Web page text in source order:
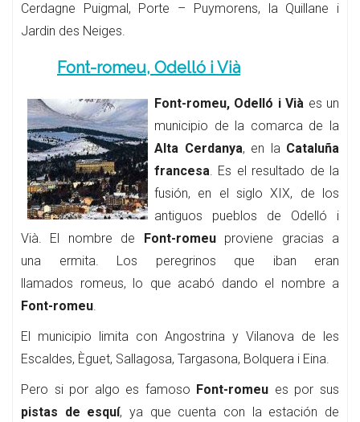
Cerdagne Puigmal, Porte – Puymorens, la Quillane i
Jardin des Neiges.
Font-romeu, Odelló i Vià
Font-romeu, Odelló i Vià es un
municipio de la comarca de la
Alta Cerdanya, en laCataluña
francesa. Es el resultado de la
fusión, en el siglo XIX, de los
antiguos pueblos de Odelló i
Vià. El nombre de Font-romeuproviene gracias a
una ermita. Los peregrinos que iban eran
llamados romeus, lo que acabó dando el nombre a
Font-romeu.
El municipio limita con Angostrina y Vilanova de les
Escaldes, Èguet, Sallagosa, Targasona, Bolquera i Eina.
Pero si por algo es famoso Font-romeu es por sus
pistas de esquí, ya que cuenta con la estación de